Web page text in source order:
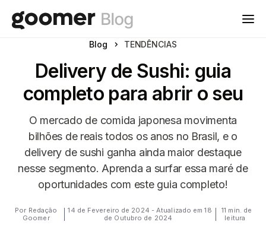
Blog TENDÊNCIAS
Delivery de Sushi: guia
completo para abrir o seu
O mercado de comida japonesa movimenta
bilhões de reais todos os anos no Brasil, e o
delivery de sushi ganha ainda maior destaque
nesse segmento. Aprenda a surfar essa maré de
oportunidades com este guia completo!
Por Redação
Goomer
14 de Fevereiro de 2024 - Atualizado em 18
de Outubro de 2024
11 min. de
leitura